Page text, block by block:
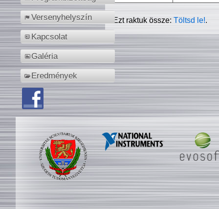
Versenyhelyszín
Kapcsolat
Galéria
Eredmények
Ezt raktuk össze:Töltsd le!.